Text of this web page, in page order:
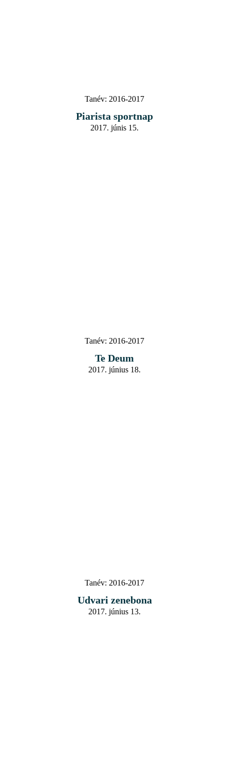
Tanév: 2016-2017
Piarista sportnap
2017. júnis 15.
Tanév: 2016-2017
Te Deum
2017. június 18.
Tanév: 2016-2017
Udvari zenebona
2017. június 13.